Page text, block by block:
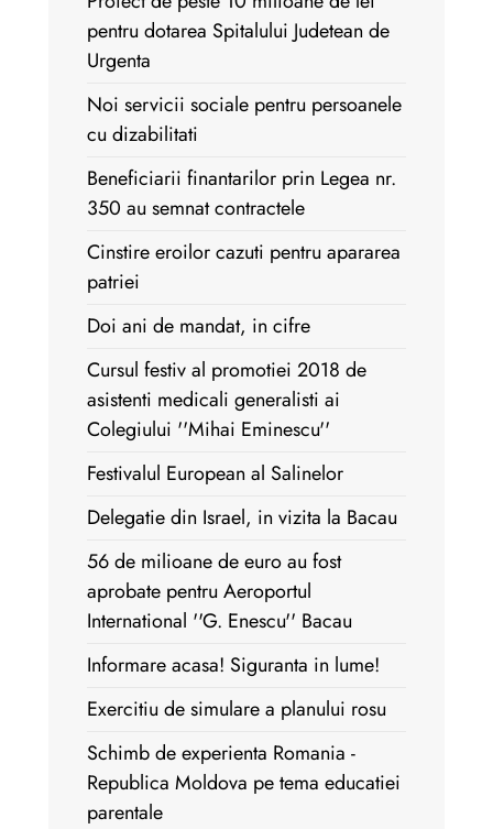
pentru dotarea Spitalului Judetean de
Urgenta
Noi servicii sociale pentru persoanele
cu dizabilitati
Beneficiarii finantarilor prin Legea nr.
350 au semnat contractele
Cinstire eroilor cazuti pentru apararea
patriei
Doi ani de mandat, in cifre
Cursul festiv al promotiei 2018 de
asistenti medicali generalisti ai
Colegiului ''Mihai Eminescu''
Festivalul European al Salinelor
Delegatie din Israel, in vizita la Bacau
56 de milioane de euro au fost
aprobate pentru Aeroportul
International ''G. Enescu'' Bacau
Informare acasa! Siguranta in lume!
Exercitiu de simulare a planului rosu
Schimb de experienta Romania -
Republica Moldova pe tema educatiei
parentale